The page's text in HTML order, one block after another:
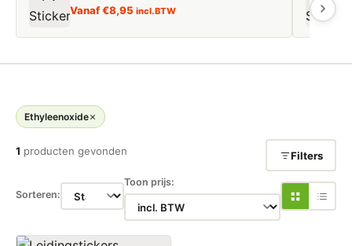
Vanaf€8,95 incl. BTW
Ethyleenoxide
1 producten gevonden Filters
Sorteren:
Toon prijs: